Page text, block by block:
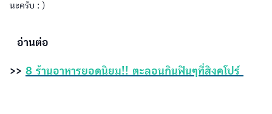
นะครับ : )
อ่านต่อ
>> 8 ร้านอาหารยอดนิยม!! ตะลอนกินฟินๆที่สิงคโปร์